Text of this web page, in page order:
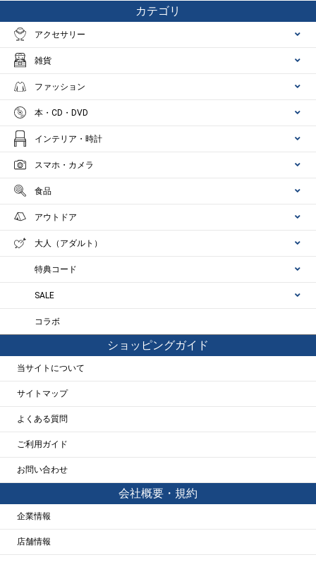
カテゴリ
アクセサリー
雑貨
ファッション
本・CD・DVD
インテリア・時計
スマホ・カメラ
食品
アウトドア
大人（アダルト）
特典コード
SALE
コラボ
ショッピングガイド
当サイトについて
サイトマップ
よくある質問
ご利用ガイド
お問い合わせ
会社概要・規約
企業情報
店舗情報